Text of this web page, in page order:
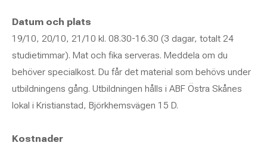
Datum och plats
19/10, 20/10, 21/10 kl. 08.30-16.30 (3 dagar, totalt 24
studietimmar). Mat och fika serveras. Meddela om du
behöver specialkost. Du får det material som behövs under
utbildningens gång. Utbildningen hålls i ABF Östra Skånes
lokal i Kristianstad, Björkhemsvägen 15 D.
Kostnader